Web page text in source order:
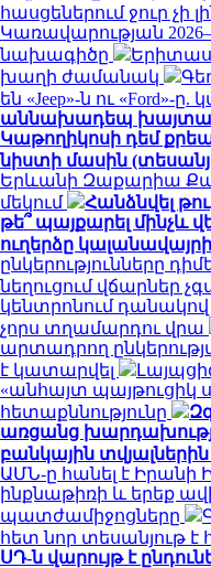
հասցեներում ջուր չի
Կառավարության
նախագիծը
խաղի ժամանակ
են «Jeep»-ն ու «Ford»-
աննախադեպ
Կաթողիկոսի դեմ
նիստի մասին
Երևանի Զաքարիա
մեկում
Հանձնվել
թե՞ պայքարել մինչև
ուղերձը
ընկերությունները
նեղուցում վճարներ
կենտրոնում դանակով
չորս տղամարդու վրա
արտադրող
է կատարվել
«անհայտ պայթուցիկ
հետաքննությունը
առցանց
բանկային
ԱՄՆ-ը հանել է Իրանի
ինքնաթիռի և երեք
պատժամիջոցները
հետ նոր տեսանյութ
ՍԴ-ն վարույթ է